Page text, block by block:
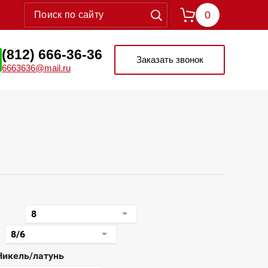
0
(812) 666-36-36
6663636@mail.ru
Заказать звонок
латунь